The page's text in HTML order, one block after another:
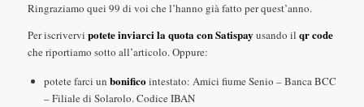
Ringraziamo quei 99 di voi che l’hanno già fatto per quest’anno.
Per iscrivervi potete inviarci la quota con Satispay usando il qr code
che riportiamo sotto all’articolo. Oppure:
potete farci un bonificointestato: Amici fiume Senio – Banca BCC
– Filiale di Solarolo. Codice IBAN